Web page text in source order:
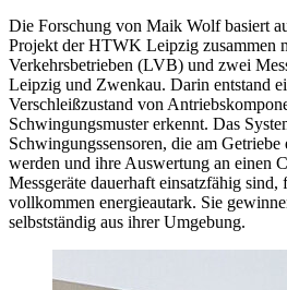
Die Forschung von Maik Wolf basiert
Projekt der HTWK Leipzig zusammen
Verkehrsbetrieben (LVB) und zwei
Leipzig und Zwenkau. Darin entstand
Verschleißzustand von
Schwingungsmuster erkennt. Das
Schwingungssensoren, die am
werden und ihre Auswertung an einen
Messgeräte dauerhaft einsatzfähig sind,
vollkommen energieautark. Sie
selbstständig aus ihrer Umgebung.